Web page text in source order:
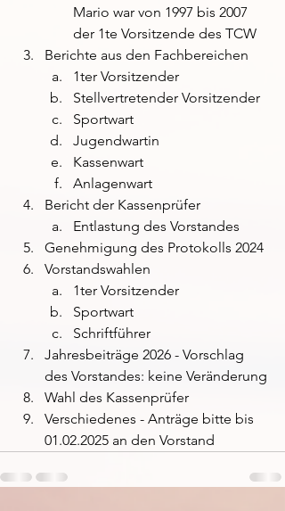
Mario war von 1997 bis 2007
der 1te Vorsitzende des TCW
Berichte aus den Fachbereichen
1ter Vorsitzender
Stellvertretender Vorsitzender
Sportwart
Jugendwartin
Kassenwart
Anlagenwart
Bericht der Kassenprüfer
Entlastung des Vorstandes
Genehmigung des Protokolls 2024
Vorstandswahlen
1ter Vorsitzender
Sportwart
Schriftführer
Jahresbeiträge 2026 - Vorschlag
des Vorstandes: keine Veränderung
Wahl des Kassenprüfer
Verschiedenes - Anträge bitte bis
01.02.2025 an den Vorstand